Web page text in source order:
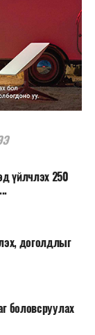
үйлчлэх 250
доголдлыг
боловсруулах